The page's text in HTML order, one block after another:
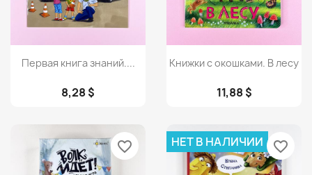
Просмотр
Первая книга знаний....
8,28 $
Просмотр
Книжки с окошками. В лесу
11,88 $
favorite_border НЕТ В НАЛИЧИИ favorite_border